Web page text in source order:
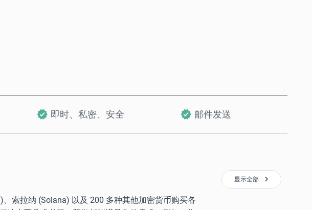
即时、私密、安全 邮件发送
索拉纳 (Solana) 以及 200 多种其他加密货币购买各
显示全部